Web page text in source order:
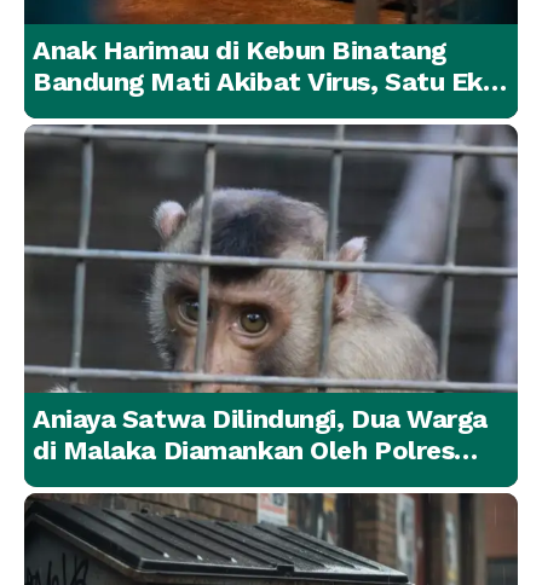
Anak Harimau di Kebun Binatang
Bandung Mati Akibat Virus, Satu Ekor
Lainnya Berangsur Membaik
Aniaya Satwa Dilindungi, Dua Warga
di Malaka Diamankan Oleh Polres
Malaka